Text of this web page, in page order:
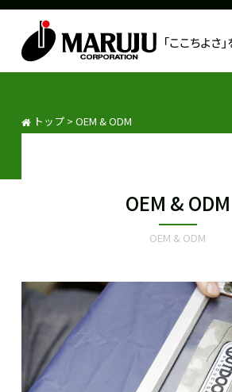
トップ >OEM & ODM
OEM & ODM
OEM & ODM